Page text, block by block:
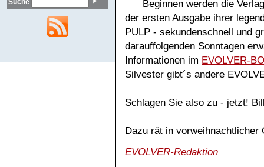
Suche
Beginnen werden die
der ersten Ausgabe ihrer
PULP - sekundenschnell und
darauffolgenden Sonntagen
Informationen im EVOLVER-
Silvester gibt´s andere
Schlagen Sie also zu - jetzt!
Dazu rät in vorweihnachtlicher
EVOLVER-Redaktion